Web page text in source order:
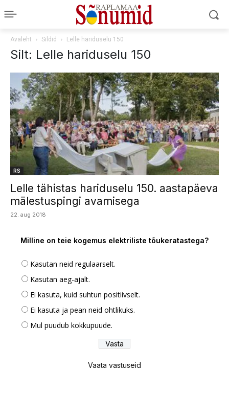
Avaleht Sildid Lelle hariduselu 150
Silt: Lelle hariduselu 150
RS
Lelle tähistas hariduselu 150. aastapäeva
mälestuspingi avamisega
22. aug 2018
Milline on teie kogemus elektriliste tõukeratastega?
Kasutan neid regulaarselt.
Kasutan aeg-ajalt.
Ei kasuta, kuid suhtun positiivselt.
Ei kasuta ja pean neid ohtlikuks.
Mul puudub kokkupuude.
Vaata vastuseid